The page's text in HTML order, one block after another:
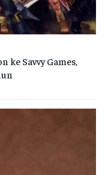
ke Savvy Games,